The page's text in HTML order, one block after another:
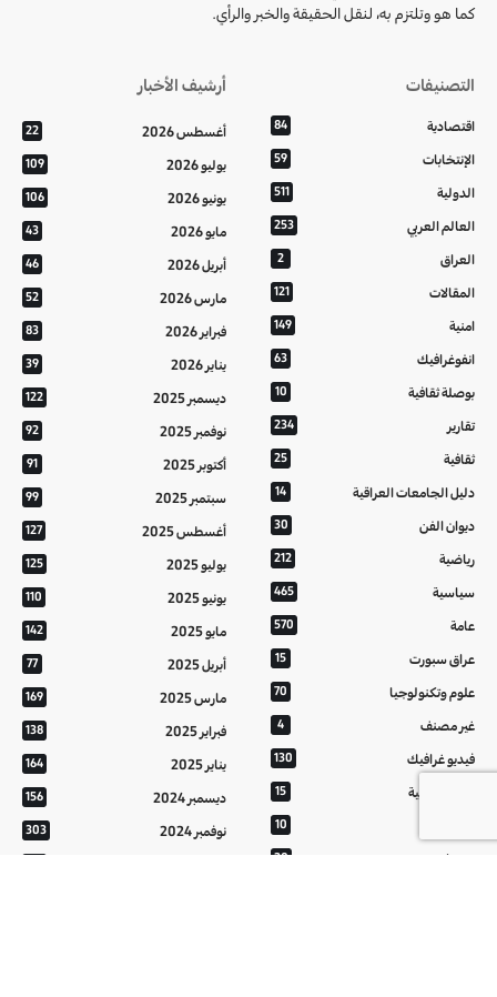
كما هو وتلتزم به، لنقل الحقيقة والخبر والرأي.
التصنيفات
اقتصادية 84
الإنتخابات 59
الدولية 511
العالم العربي 253
العراق 2
المقالات 121
امنية 149
انفوغرافيك 63
بوصلة ثقافية 10
تقارير 234
ثقافية 25
دليل الجامعات العراقية 14
ديوان الفن 30
رياضية 212
سياسية 465
عامة 570
عراق سبورت 15
علوم وتكنولوجيا 70
غير مصنف 4
فيديو غرافيك 130
معالم عراقية 15
10
منوعات 20
أرشيف الأخبار
أغسطس 2026 22
يوليو 2026 109
يونيو 2026 106
مايو 2026 43
أبريل 2026 46
مارس 2026 52
فبراير 2026 83
يناير 2026 39
ديسمبر 2025 122
نوفمبر 2025 92
أكتوبر 2025 91
سبتمبر 2025 99
أغسطس 2025 127
يوليو 2025 125
يونيو 2025 110
مايو 2025 142
أبريل 2025 77
مارس 2025 169
فبراير 2025 138
يناير 2025 164
ديسمبر 2024 156
نوفمبر 2024 303